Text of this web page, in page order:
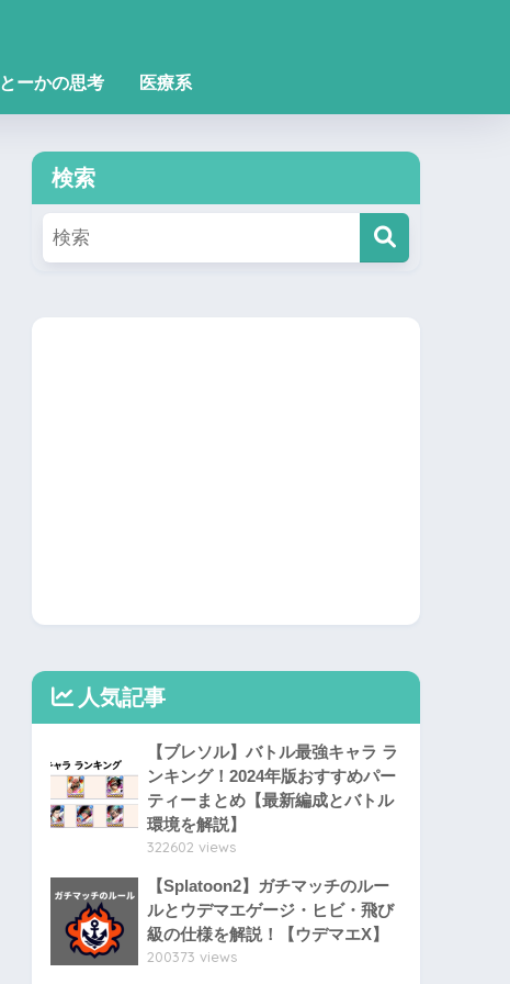
とーかの思考 医療系
検索
人気記事
【ブレソル】バトル最強キャラ ラ
ンキング！2024年版おすすめパー
ティーまとめ【最新編成とバトル
環境を解説】
322602 views
【Splatoon2】ガチマッチのルー
ルとウデマエゲージ・ヒビ・飛び
級の仕様を解説！【ウデマエX】
200373 views